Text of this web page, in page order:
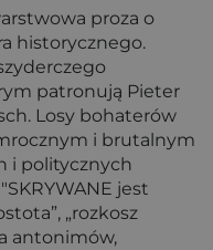
proza o
historycznego.
patronują Pieter
Losy bohaterów
i brutalnym
i politycznych
jest
„rozkosz
antonimów,